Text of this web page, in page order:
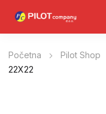
Početna Pilot Shop
22X22